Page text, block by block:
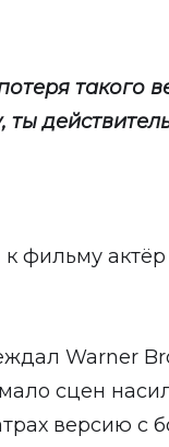
такого
ты
фильму
Warner
сцен
версию с